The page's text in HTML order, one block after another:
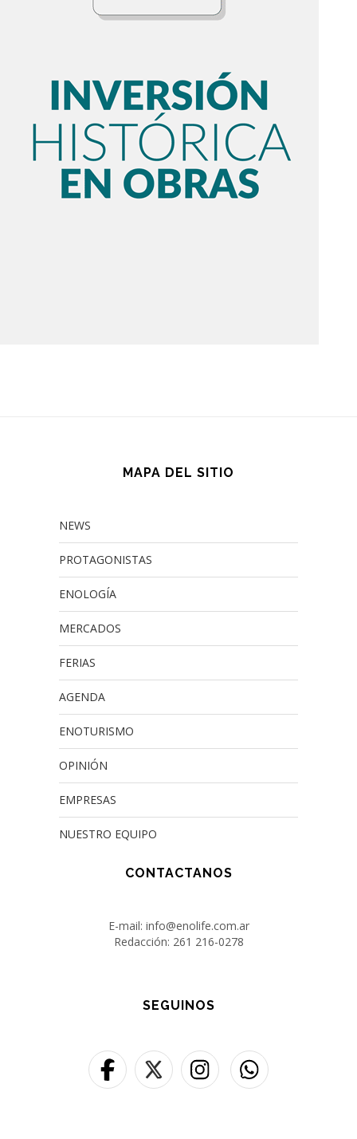
MAPA DEL SITIO
NEWS
PROTAGONISTAS
ENOLOGÍA
MERCADOS
FERIAS
AGENDA
ENOTURISMO
OPINIÓN
EMPRESAS
NUESTRO EQUIPO
CONTACTANOS
E-mail: info@enolife.com.ar
Redacción: 261 216-0278
SEGUINOS